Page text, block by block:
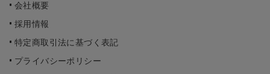
会社概要
採用情報
特定商取引法に基づく表記
プライバシーポリシー